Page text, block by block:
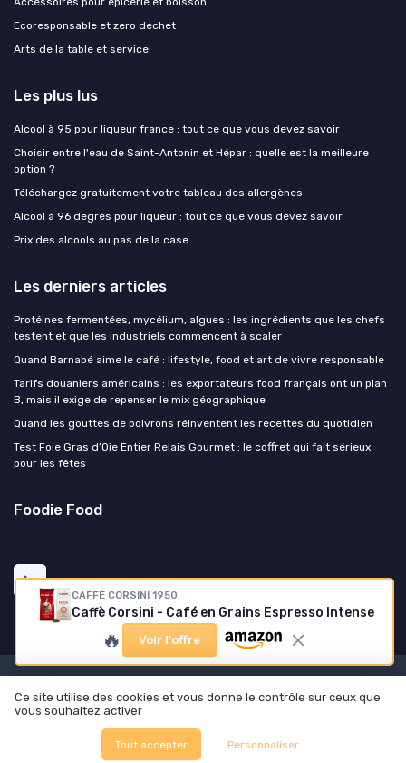
CAFFÈ CORSINI 1950
Caffè Corsini - Café en Grains Espresso Intense
🔥 Voir l'offre
Ecoresponsable et zero dechet
Arts de la table et service
Les plus lus
Alcool à 95 pour liqueur france : tout ce que vous devez savoir
Choisir entre l'eau de Saint-Antonin et Hépar : quelle est la meilleure
option ?
Téléchargez gratuitement votre tableau des allergènes
Alcool à 96 degrés pour liqueur : tout ce que vous devez savoir
Prix des alcools au pas de la case
Les derniers articles
Protéines fermentées, mycélium, algues : les ingrédients que les chefs
testent et que les industriels commencent à scaler
Quand Barnabé aime le café : lifestyle, food et art de vivre responsable
Tarifs douaniers américains : les exportateurs food français ont un plan
B, mais il exige de repenser le mix géographique
Quand les gouttes de poivrons réinventent les recettes du quotidien
Test Foie Gras d’Oie Entier Relais Gourmet : le coffret qui fait sérieux
pour les fêtes
Foodie Food
Ce site utilise des cookies et vous donne le contrôle sur ceux que
vous souhaitez activer
Tout accepter Personnaliser